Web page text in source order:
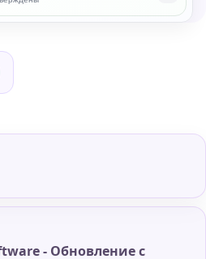
14
- Обновление с